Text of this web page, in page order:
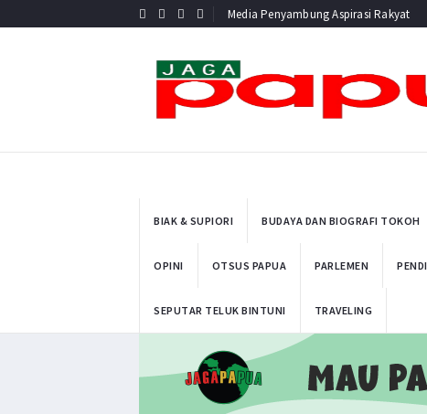
Media Penyambung Aspirasi Rakyat
BIAK & SUPIORI BUDAYA DAN BIOGRAFI TOKOH
OPINI OTSUS PAPUA PARLEMEN
SEPUTAR TELUK BINTUNI TRAVELING